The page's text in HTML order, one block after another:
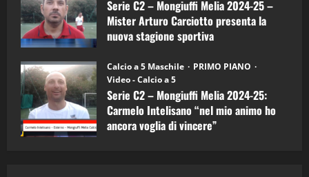
Serie C2 – Mongiuffi Melia 2024-25 –
Mister Arturo Carciotto presenta la
nuova stagione sportiva
Calcio a 5 Maschile
PRIMO PIANO
Video - Calcio a 5
Serie C2 – Mongiuffi Melia 2024-25:
Carmelo Intelisano “nel mio animo ho
ancora voglia di vincere”
5 08/04/2026
1
“SportEmpire” in Podcast: 30^ Puntata
(Martedi 05 Maggio 2026)
08/05/2026